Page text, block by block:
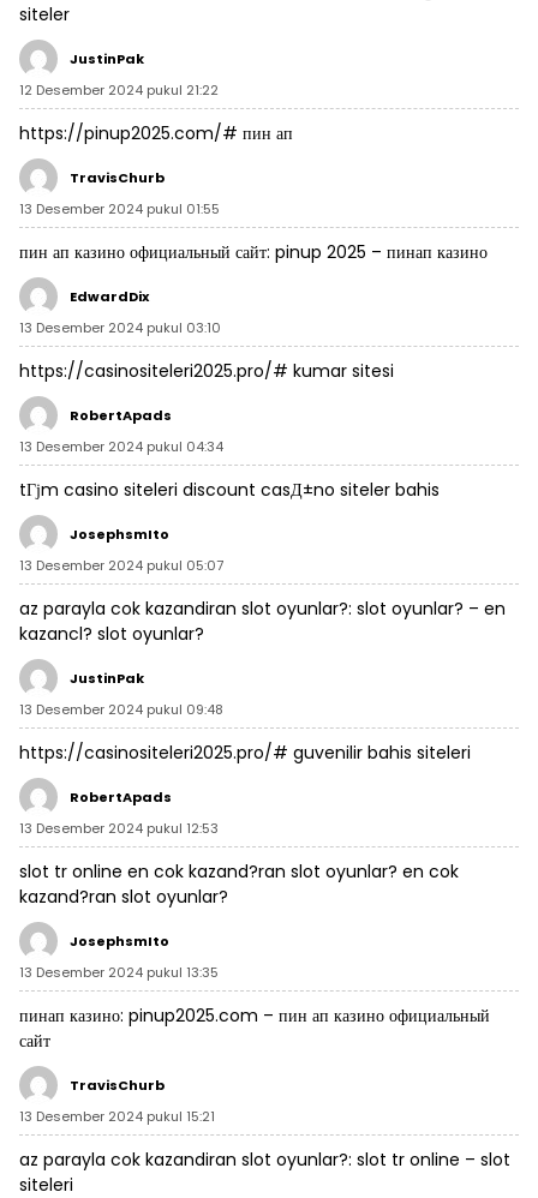
siteler
JustinPak
12 Desember 2024 pukul 21:22
https://pinup2025.com/# пин ап
TravisChurb
13 Desember 2024 pukul 01:55
пин ап казино официальный сайт: pinup 2025 – пинап казино
EdwardDix
13 Desember 2024 pukul 03:10
https://casinositeleri2025.pro/# kumar sitesi
RobertApads
13 Desember 2024 pukul 04:34
tГјm casino siteleri discount casД±no siteler bahis
JosephsmIto
13 Desember 2024 pukul 05:07
az parayla cok kazandiran slot oyunlar?: slot oyunlar? – en
kazancl? slot oyunlar?
JustinPak
13 Desember 2024 pukul 09:48
https://casinositeleri2025.pro/# guvenilir bahis siteleri
RobertApads
13 Desember 2024 pukul 12:53
slot tr online en cok kazand?ran slot oyunlar? en cok
kazand?ran slot oyunlar?
JosephsmIto
13 Desember 2024 pukul 13:35
пинап казино: pinup2025.com – пин ап казино официальный
сайт
TravisChurb
13 Desember 2024 pukul 15:21
az parayla cok kazandiran slot oyunlar?: slot tr online – slot
siteleri